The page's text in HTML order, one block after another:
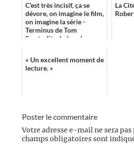
C'est très incisif, ça se
dévore, on imagine le film,
on imagine la série -
Terminus de Tom
Sweterlitsch dans le
La
« Un excellent moment de
lecture. »
Poster le commentaire
Votre adresse e-mail ne sera
champs obligatoires sont